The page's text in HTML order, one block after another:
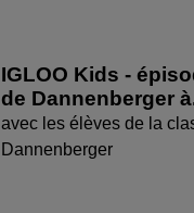
IGLOO Kids -
de Dannenberger
avec les élèves de la
Dannenberger